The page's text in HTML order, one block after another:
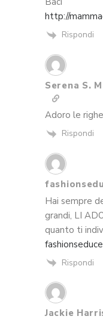
http://
Rispondi
Serena S.
Adoro le
Rispondi
Hai sempre
grandi, LI
quanto ti
Rispondi
Jackie